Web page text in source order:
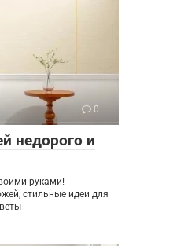
0
недорого и
руками!
стильные идеи для